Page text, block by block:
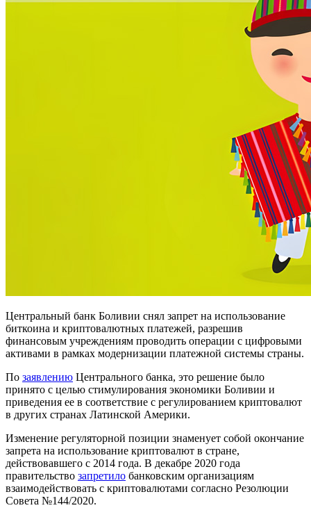
Центральный банк Боливии снял запрет на использование
биткоина и криптовалютных платежей, разрешив
финансовым учреждениям проводить операции с цифровыми
активами в рамках модернизации платежной системы страны.
По заявлению Центрального банка, это решение было
принято с целью стимулирования экономики Боливии и
приведения ее в соответствие с регулированием криптовалют
в других странах Латинской Америки.
Изменение регуляторной позиции знаменует собой окончание
запрета на использование криптовалют в стране,
действовавшего с 2014 года. В декабре 2020 года
правительство запретило банковским организациям
взаимодействовать с криптовалютами согласно Резолюции
Совета №144/2020.